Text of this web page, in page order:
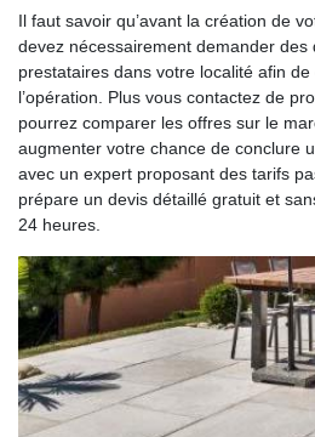
Il faut savoir qu’avant la création de
devez nécessairement demander des
prestataires dans votre localité afin
l’opération. Plus vous contactez de
pourrez comparer les offres sur le
augmenter votre chance de conclure
avec un expert proposant des tarifs
prépare un devis détaillé gratuit et
24 heures.